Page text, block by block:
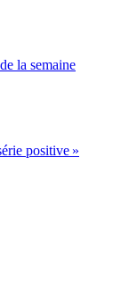
la semaine
positive »